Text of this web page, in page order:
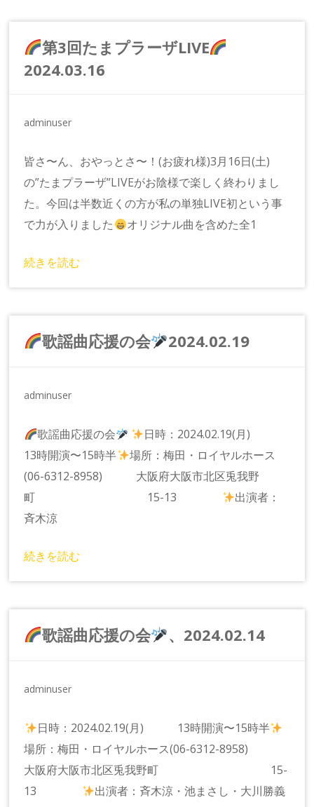
第3回たまプラーザLIVE
2024.03.16
adminuser
皆さ〜ん、おやっとさ〜！(お疲れ様)3月16日(土)
の”たまプラーザ”LIVEがお陰様で楽しく終わりまし
た。今回は半数近くの方が私の単独LIVE初という事
で力が入りました
オリジナル曲を含めた全1
続きを読む
歌謡曲応援の会 2024.02.19
adminuser
歌謡曲応援の会
日時：2024.02.19(月)
13時開演〜15時半
場所：梅田・ロイヤルホース
(06-6312-8958) 大阪府大阪市北区兎我野
町 15-13
出演者：
斉木涼
続きを読む
歌謡曲応援の会 、2024.02.14
adminuser
日時：2024.02.19(月) 13時開演〜15時半
場所：梅田・ロイヤルホース(06-6312-8958)
大阪府大阪市北区兎我野町 15-
13
出演者：斉木涼・池まさし・大川勝義